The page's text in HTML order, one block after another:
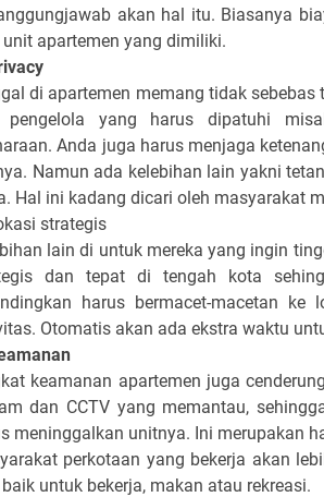
akan hal itu. Biasanya
unit apartemen yang dimiliki.
di apartemen memang tidak
pengelola yang harus dipatuhi
Anda juga harus menjaga
Namun ada kelebihan lain yakni
Hal ini kadang dicari oleh masyarakat
strategis
lain di untuk mereka yang ingin
dan tepat di tengah kota
harus bermacet-macetan
Otomatis akan ada ekstra waktu
keamanan apartemen juga
dan CCTV yang memantau,
meninggalkan unitnya. Ini merupakan
perkotaan yang bekerja akan
baik untuk bekerja, makan atau rekreasi.